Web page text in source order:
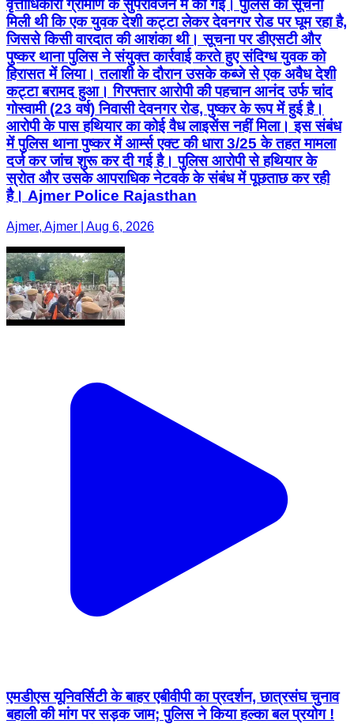
वृत्ताधिकारी ग्रामीण के सुपरविजन में की गई। पुलिस को सूचना
मिली थी कि एक युवक देशी कट्टा लेकर देवनगर रोड पर घूम रहा है,
जिससे किसी वारदात की आशंका थी। सूचना पर डीएसटी और
पुष्कर थाना पुलिस ने संयुक्त कार्रवाई करते हुए संदिग्ध युवक को
हिरासत में लिया। तलाशी के दौरान उसके कब्जे से एक अवैध देशी
कट्टा बरामद हुआ। गिरफ्तार आरोपी की पहचान आनंद उर्फ चांद
गोस्वामी (23 वर्ष) निवासी देवनगर रोड, पुष्कर के रूप में हुई है।
आरोपी के पास हथियार का कोई वैध लाइसेंस नहीं मिला। इस संबंध
में पुलिस थाना पुष्कर में आर्म्स एक्ट की धारा 3/25 के तहत मामला
दर्ज कर जांच शुरू कर दी गई है। पुलिस आरोपी से हथियार के
स्रोत और उसके आपराधिक नेटवर्क के संबंध में पूछताछ कर रही
है। Ajmer Police Rajasthan
Ajmer, Ajmer | Aug 6, 2026
एमडीएस यूनिवर्सिटी के बाहर एबीवीपी का प्रदर्शन, छात्रसंघ चुनाव
बहाली की मांग पर सड़क जाम; पुलिस ने किया हल्का बल प्रयोग !